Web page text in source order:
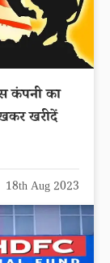
कंपनी का
खरीदें
18th Aug 2023